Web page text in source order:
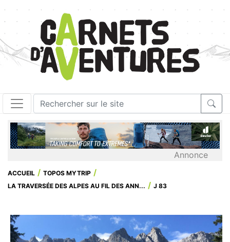
Annonce
ACCUEIL
TOPOS MYTRIP
LA TRAVERSÉE DES ALPES AU FIL DES ANN...
J 83